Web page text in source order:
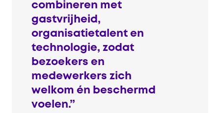
combineren met
gastvrijheid,
organisatietalent en
technologie, zodat
bezoekers en
medewerkers zich
welkom én beschermd
voelen.”